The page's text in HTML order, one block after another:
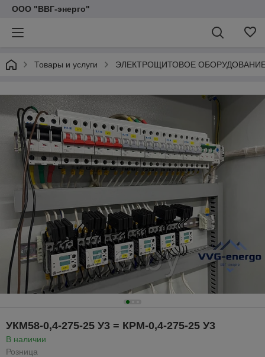
ООО "ВВГ-энерго"
Товары и услуги ЭЛЕКТРОЩИТОВОЕ
УКМ58-0,4-275-25 У3 = КРМ-0,4-275-25 У3
В наличии
Розница